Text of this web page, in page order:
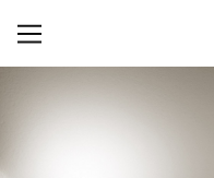
home